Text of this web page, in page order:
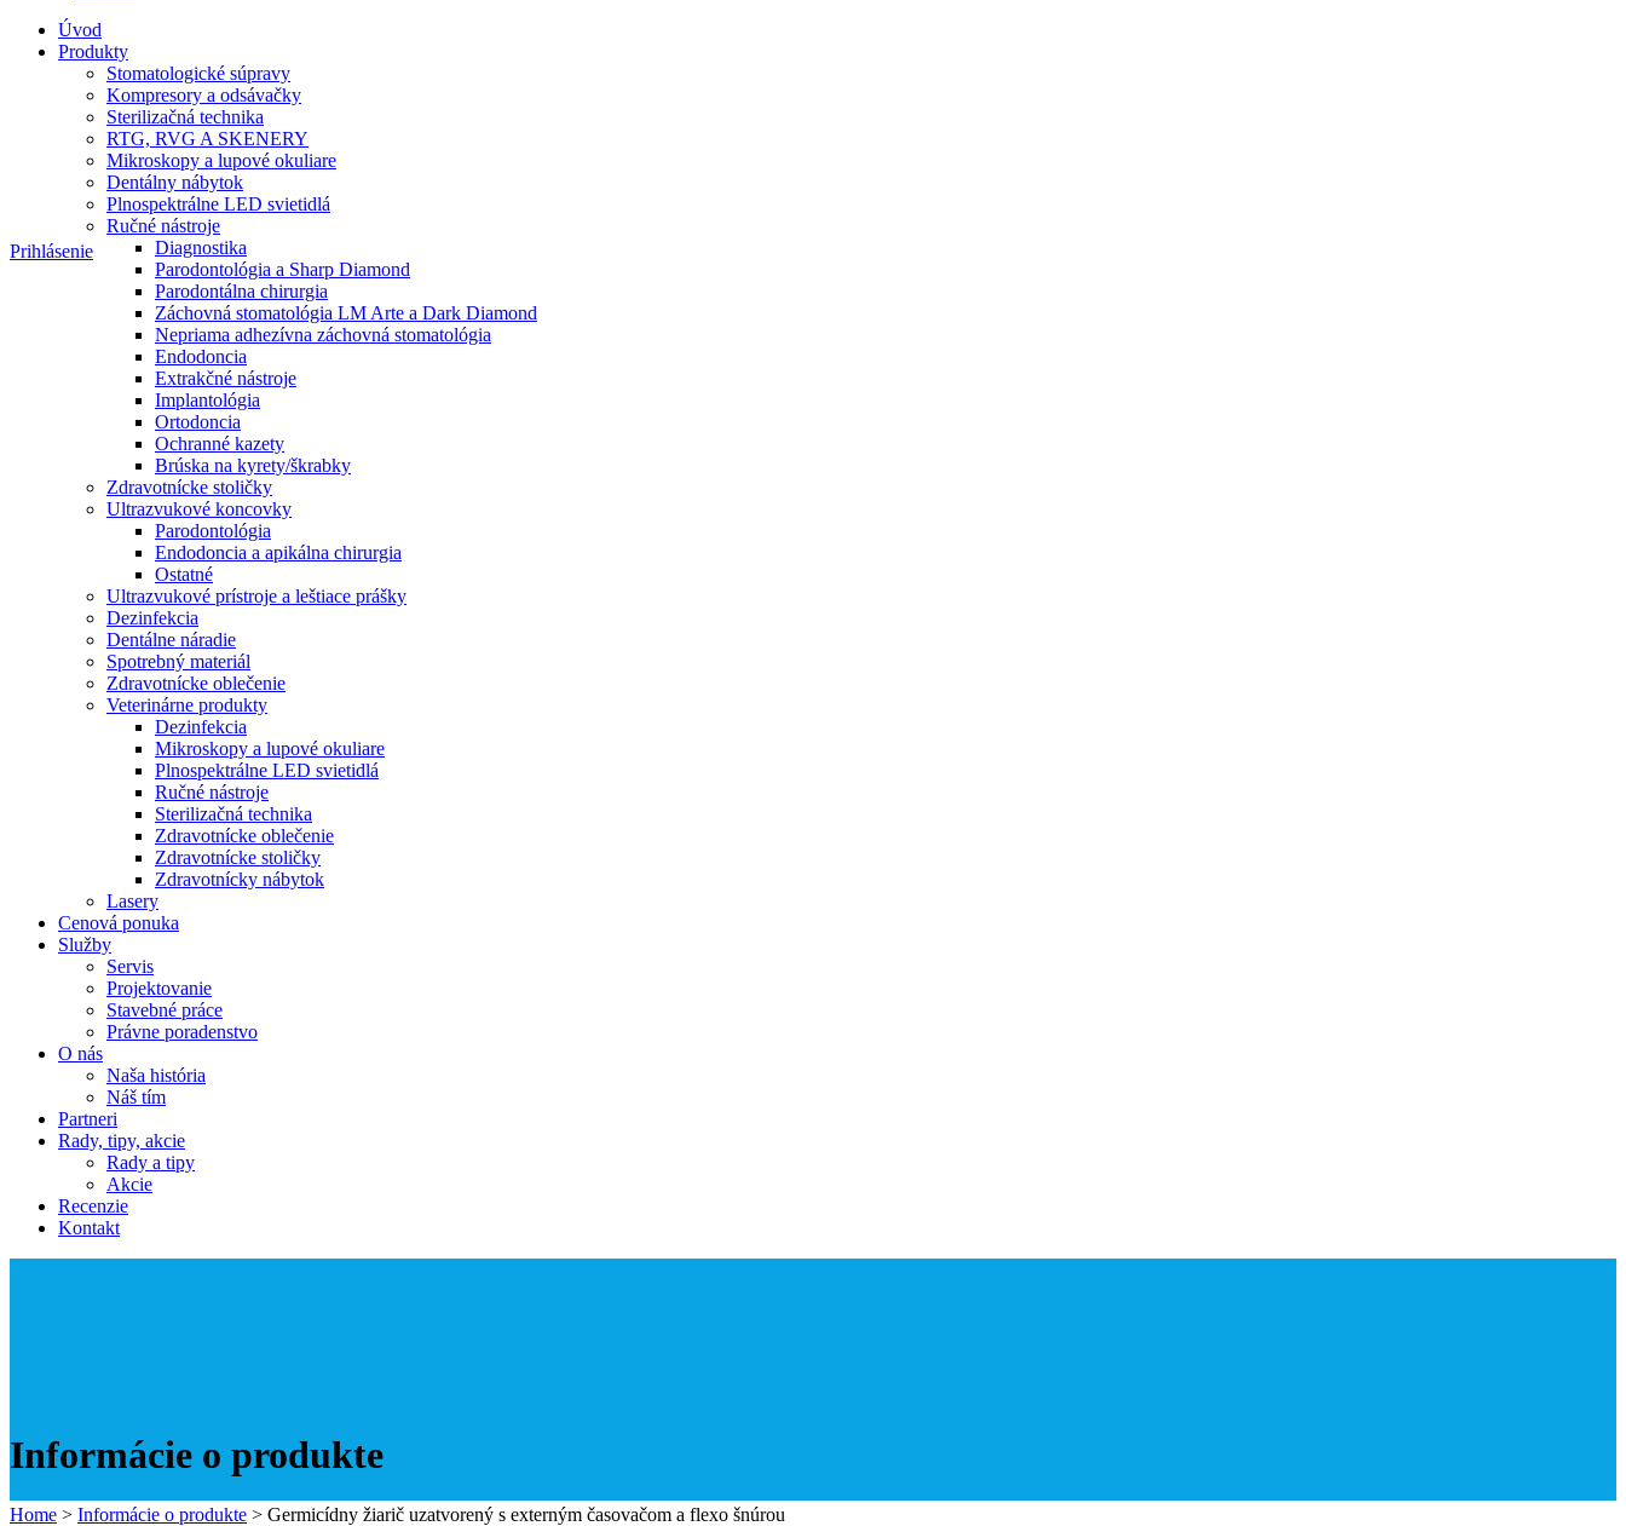
Prihlásenie
Úvod
Produkty
Stomatologické súpravy
Kompresory a odsávačky
Sterilizačná technika
RTG, RVG A SKENERY
Mikroskopy a lupové okuliare
Dentálny nábytok
Plnospektrálne LED svietidlá
Ručné nástroje
Diagnostika
Parodontológia a Sharp Diamond
Parodontálna chirurgia
Záchovná stomatológia LM Arte a Dark Diamond
Nepriama adhezívna záchovná stomatológia
Endodoncia
Extrakčné nástroje
Implantológia
Ortodoncia
Ochranné kazety
Brúska na kyrety/škrabky
Zdravotnícke stoličky
Ultrazvukové koncovky
Parodontológia
Endodoncia a apikálna chirurgia
Ostatné
Ultrazvukové prístroje a leštiace prášky
Dezinfekcia
Dentálne náradie
Spotrebný materiál
Zdravotnícke oblečenie
Veterinárne produkty
Dezinfekcia
Mikroskopy a lupové okuliare
Plnospektrálne LED svietidlá
Ručné nástroje
Sterilizačná technika
Zdravotnícke oblečenie
Zdravotnícke stoličky
Zdravotnícky nábytok
Lasery
Cenová ponuka
Služby
Servis
Projektovanie
Stavebné práce
Právne poradenstvo
O nás
Naša história
Náš tím
Partneri
Rady, tipy, akcie
Rady a tipy
Akcie
Recenzie
Kontakt
Informácie o produkte
Home > Informácie o produkte > Germicídny žiarič uzatvorený s externým časovačom a flexo šnúrou